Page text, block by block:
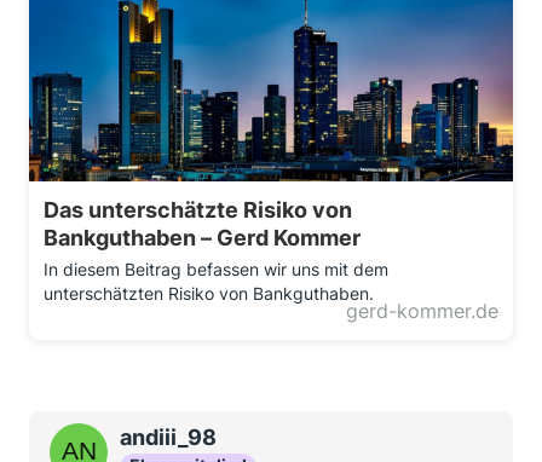
Das unterschätzte Risiko von
Bankguthaben – Gerd Kommer
In diesem Beitrag befassen wir uns mit dem
unterschätzten Risiko von Bankguthaben.
gerd-kommer.de
andiii_98